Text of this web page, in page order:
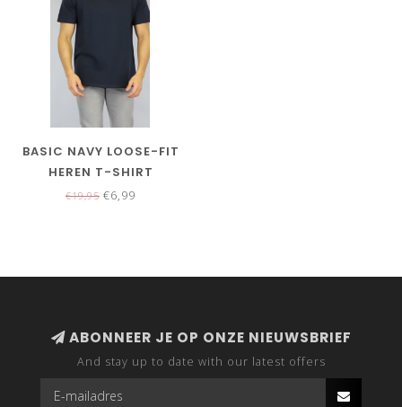
BASIC NAVY LOOSE-FIT
HEREN T-SHIRT
€19,95 €6,99
ABONNEER JE OP ONZE NIEUWSBRIEF
And stay up to date with our latest offers